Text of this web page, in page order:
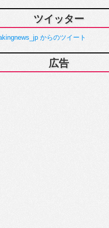
ツイッター
からのツイート
広告